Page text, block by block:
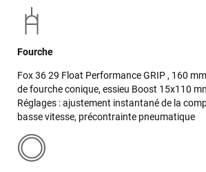
Fourche
Fox 36 29 Float Performance GRIP , 160
de fourche conique, essieu Boost 15x110
Réglages : ajustement instantané de la
basse vitesse, précontrainte pneumatique